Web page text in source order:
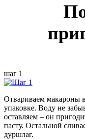
шаг 1
Отвариваем макароны
упаковке. Воду не
оставляем – он
пасту. Остальной
дуршлаг.